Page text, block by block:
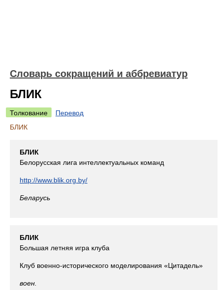
Словарь сокращений и аббревиатур
БЛИК
Толкование
Перевод
БЛИК
БЛИК
Белорусская лига интеллектуальных команд
http://www.blik.org.by/
Беларусь
БЛИК
Большая летняя игра клуба
Клуб военно-исторического моделирования «Цитадель»
воен.